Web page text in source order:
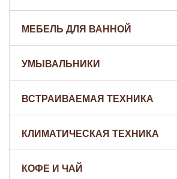
МЕБЕЛЬ ДЛЯ ВАННОЙ
УМЫВАЛЬНИКИ
ВСТРАИВАЕМАЯ ТЕХНИКА
КЛИМАТИЧЕСКАЯ ТЕХНИКА
КОФЕ И ЧАЙ